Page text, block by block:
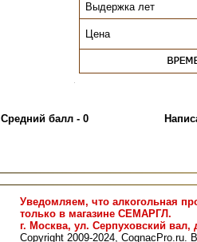
Выдержка лет
Цена
Средний балл - 0
Уведомляем, что алкогольная
только в магазине СЕМАРГЛ.
г. Москва, ул. Серпуховский вал,
Copyright 2009-2024, CognacPro.ru.